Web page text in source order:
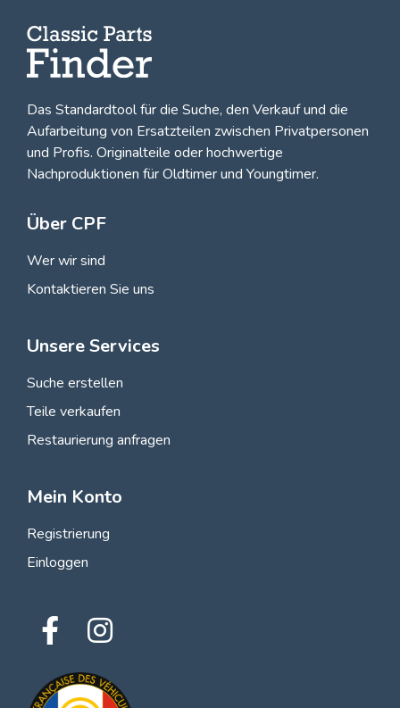
Das Standardtool für die Suche, den Verkauf und die
Aufarbeitung von Ersatzteilen zwischen Privatpersonen
und Profis. Originalteile oder hochwertige
Nachproduktionen für Oldtimer und Youngtimer.
Über CPF
Wer wir sind
Kontaktieren Sie uns
Unsere Services
Suche erstellen
Teile verkaufen
Restaurierung anfragen
Mein Konto
Registrierung
Einloggen